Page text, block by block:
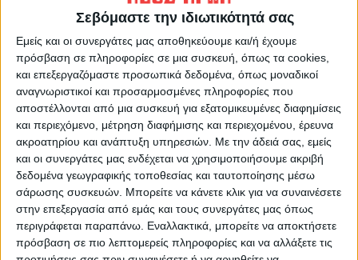
Σεβόμαστε την ιδιωτικότητά σας
Εμείς και οι συνεργάτες μας αποθηκεύουμε και/ή έχουμε
πρόσβαση σε πληροφορίες σε μια συσκευή, όπως τα cookies,
και επεξεργαζόμαστε προσωπικά δεδομένα, όπως μοναδικοί
αναγνωριστικοί και προσαρμοσμένες πληροφορίες που
αποστέλλονται από μια συσκευή για εξατομικευμένες διαφημίσεις
και περιεχόμενο, μέτρηση διαφήμισης και περιεχομένου, έρευνα
ακροατηρίου και ανάπτυξη υπηρεσιών. Με την άδειά σας, εμείς
και οι συνεργάτες μας ενδέχεται να χρησιμοποιήσουμε ακριβή
δεδομένα γεωγραφικής τοποθεσίας και ταυτοποίησης μέσω
σάρωσης συσκευών. Μπορείτε να κάνετε κλικ για να συναινέσετε
στην επεξεργασία από εμάς και τους συνεργάτες μας όπως
περιγράφεται παραπάνω. Εναλλακτικά, μπορείτε να αποκτήσετε
πρόσβαση σε πιο λεπτομερείς πληροφορίες και να αλλάξετε τις